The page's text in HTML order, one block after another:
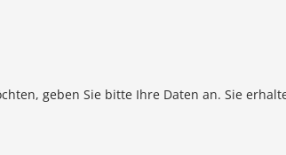
geben Sie bitte Ihre Daten an. Sie